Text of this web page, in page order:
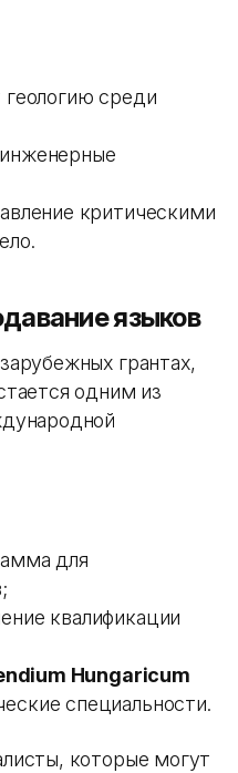
геологию среди
критическими
языков
грантах,
одним из
для
квалификации
Hungaricum
специальности.
которые могут